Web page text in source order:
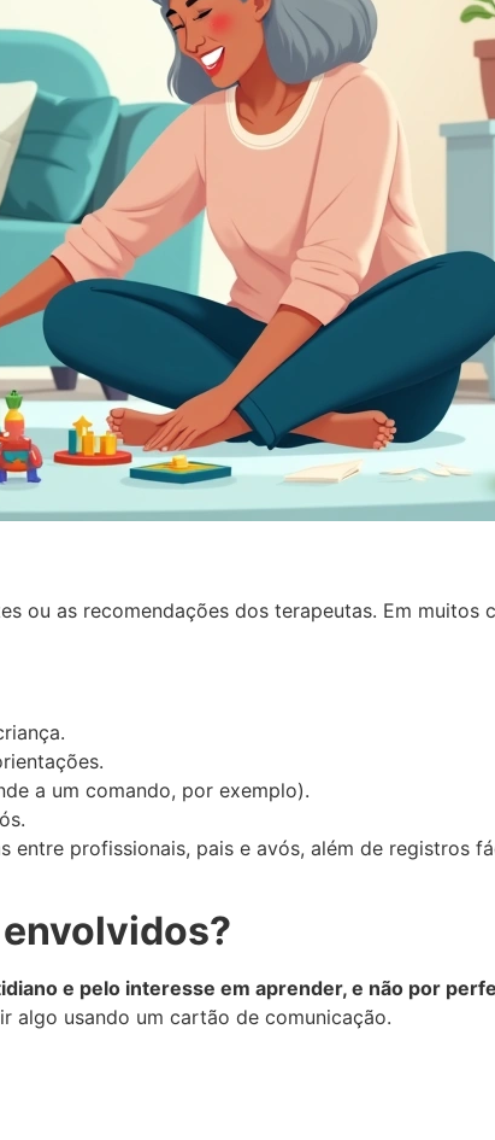
ou as recomendações dos terapeutas. Em muitos
a um comando, por exemplo).
profissionais, pais e avós, além de registros
e pelo interesse em aprender, e não por
algo usando um cartão de comunicação.